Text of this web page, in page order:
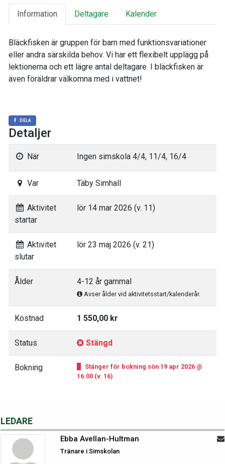
LEDARE
Ebba Avellan-Hultman
Tränare i Simskolan
Information Deltagare Kalender
Bläckfisken är gruppen för barn med funktionsvariationer
eller andra särskilda behov. Vi har ett flexibelt upplägg på
lektionerna och ett lägre antal deltagare. I bläckfisken är
även föräldrar välkomna med i vattnet!
DELA
Detaljer
När Ingen simskola 4/4, 11/4, 16/4
Var Täby Simhall
Aktivitet
startar
lör 14 mar 2026 (v. 11)
Aktivitet
slutar
lör 23 maj 2026 (v. 21)
Ålder 4-12 år gammal
Avser ålder vid aktivitetsstart/kalenderår.
Kostnad 1 550,00 kr
Status Stängd
Bokning
Stänger för bokning sön 19 apr 2026 @
16:00 (v. 16)